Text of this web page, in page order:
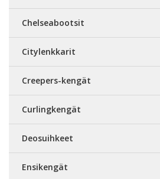
Chelseabootsit
Citylenkkarit
Creepers-kengät
Curlingkengät
Deosuihkeet
Ensikengät